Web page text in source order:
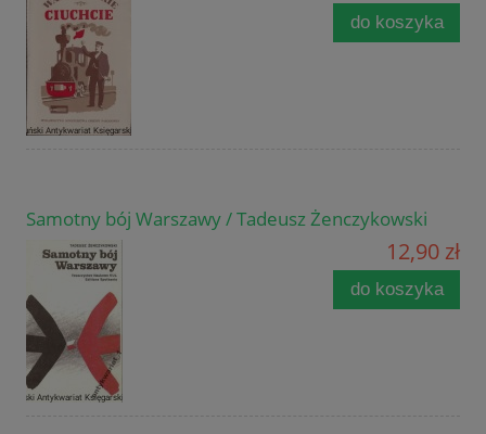
do koszyka
Samotny bój Warszawy / Tadeusz Żenczykowski
12,90 zł
do koszyka